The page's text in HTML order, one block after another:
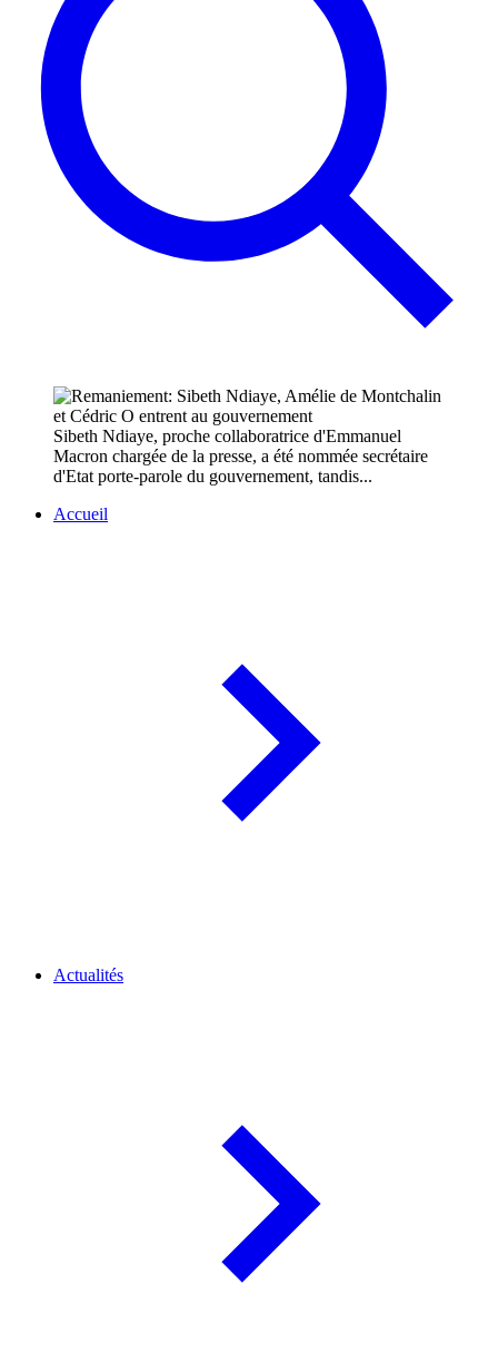
Sibeth Ndiaye, proche collaboratrice d'Emmanuel
Macron chargée de la presse, a été nommée secrétaire
d'Etat porte-parole du gouvernement, tandis...
Accueil
Actualités